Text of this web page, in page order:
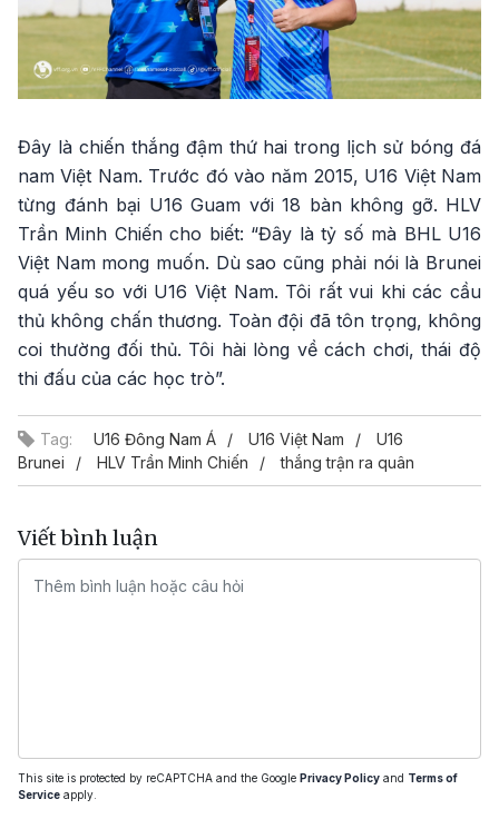
Đây là chiến thắng đậm thứ hai trong lịch sử bóng đá
nam Việt Nam. Trước đó vào năm 2015, U16 Việt Nam
từng đánh bại U16 Guam với 18 bàn không gỡ. HLV
Trần Minh Chiến cho biết: “Đây là tỷ số mà BHL U16
Việt Nam mong muốn. Dù sao cũng phải nói là Brunei
quá yếu so với U16 Việt Nam. Tôi rất vui khi các cầu
thủ không chấn thương. Toàn đội đã tôn trọng, không
coi thường đối thủ. Tôi hài lòng về cách chơi, thái độ
thi đấu của các học trò”.
Tag: U16 Đông Nam Á U16 Việt Nam
U16
Brunei
HLV Trần Minh Chiến thắng trận ra quân
Viết bình luận
This site is protected by reCAPTCHA and the Google Privacy Policy and Terms of
Service apply.